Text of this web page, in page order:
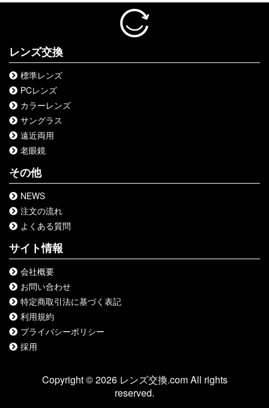
レンズ交換
標準レンズ
PCレンズ
カラーレンズ
サングラス
遠近両用
老眼鏡
その他
NEWS
注文の流れ
よくある質問
サイト情報
会社概要
お問い合わせ
特定商取引法に基づく表記
利用規約
プライバシーポリシー
採用
Copyright © 2026 レンズ交換.com All rights
reserved.